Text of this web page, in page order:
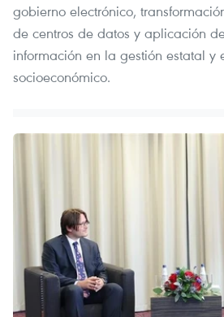
gobierno electrónico,
de centros de datos y aplicación
información en la gestión estatal y
socioeconómico.